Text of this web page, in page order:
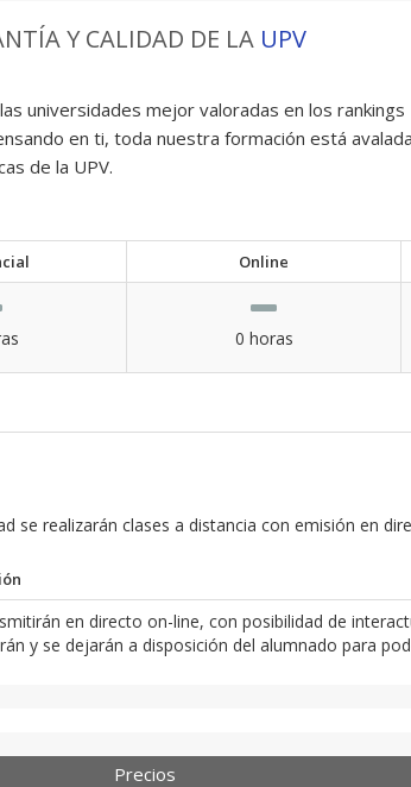
Y CALIDAD DE LA UPV
universidades mejor valoradas en los rankings
en ti, toda nuestra formación está
de la UPV.
Online
0 horas
se realizarán clases a distancia con emisión en
en directo on-line, con posibilidad de
y se dejarán a disposición del alumnado para
Precios